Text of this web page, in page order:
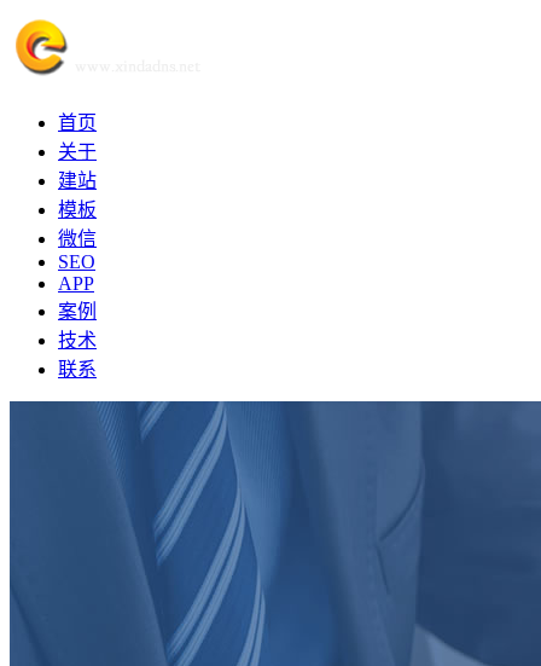
首页
关于
建站
模板
微信
SEO
APP
案例
技术
联系